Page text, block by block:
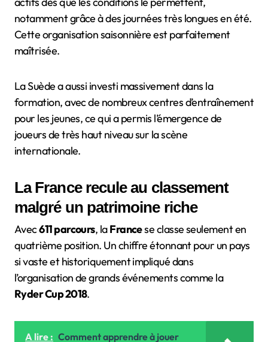
notamment grâce à des journées très longues en été.
Cette organisation saisonnière est parfaitement
maîtrisée.
La Suède a aussi investi massivement dans la
formation, avec de nombreux centres d’entraînement
pour les jeunes, ce qui a permis l’émergence de
joueurs de très haut niveau sur la scène
internationale.
La France recule au classement
malgré un patrimoine riche
Avec611 parcours, laFrancese classe seulement en
quatrième position. Un chiffre étonnant pour un pays
si vaste et historiquement impliqué dans
l’organisation de grands événements comme la
Ryder Cup 2018.
A lire : Comment apprendre à jouer